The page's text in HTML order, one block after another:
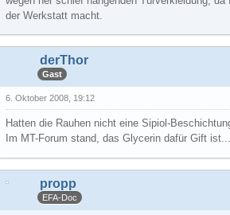
der Werkstatt macht.
derThor
Gast
6. Oktober 2008, 19:12
Hatten die Rauhen nicht eine Sipiol-
Im MT-Forum stand, das Glycerin dafür Gift ist...
propp
EFA-Doc